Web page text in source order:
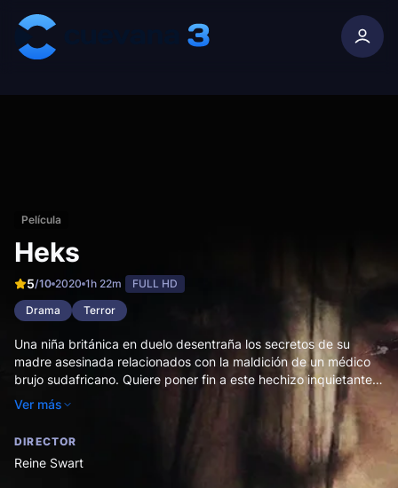
Película
Heks
5/10 2020 1h 22m
FULL HD
Drama
Terror
Una niña británica en duelo desentraña los secretos de su
madre asesinada relacionados con la maldición de un médico
brujo sudafricano. Quiere poner fin a este hechizo inquietante
viajando a Sudáfrica, pero en cambio la arroja a profundidades
siniestras.
Ver más
DIRECTOR
Reine Swart